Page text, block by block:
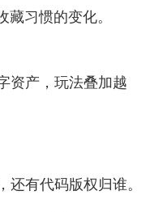
习惯的变化。
资产，玩法叠加越
有代码版权归谁。